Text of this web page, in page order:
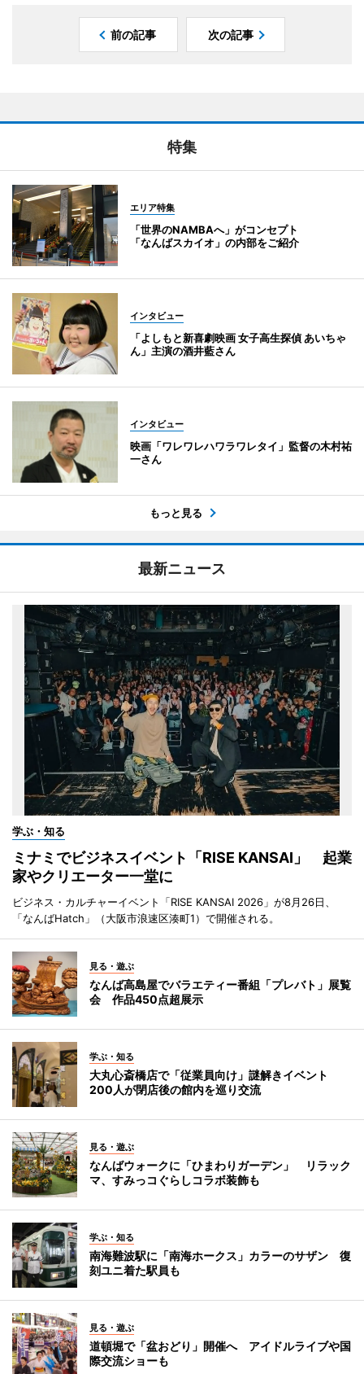
前の記事 次の記事
特集
エリア特集
「世界のNAMBAへ」がコンセプト
「なんばスカイオ」の内部をご紹介
インタビュー
「よしもと新喜劇映画 女子高生探偵 あいちゃ
ん」主演の酒井藍さん
インタビュー
映画「ワレワレハワラワレタイ」監督の木村祐
一さん
もっと見る
最新ニュース
学ぶ・知る
ミナミでビジネスイベント「RISE KANSAI」 起業
家やクリエーター一堂に
ビジネス・カルチャーイベント「RISE KANSAI 2026」が8月26日、
「なんばHatch」（大阪市浪速区湊町1）で開催される。
見る・遊ぶ
なんば高島屋でバラエティー番組「プレバト」展覧
会 作品450点超展示
学ぶ・知る
大丸心斎橋店で「従業員向け」謎解きイベント
200人が閉店後の館内を巡り交流
見る・遊ぶ
なんばウォークに「ひまわりガーデン」 リラック
マ、すみっコぐらしコラボ装飾も
学ぶ・知る
南海難波駅に「南海ホークス」カラーのサザン 復
刻ユニ着た駅員も
見る・遊ぶ
道頓堀で「盆おどり」開催へ アイドルライブや国
際交流ショーも